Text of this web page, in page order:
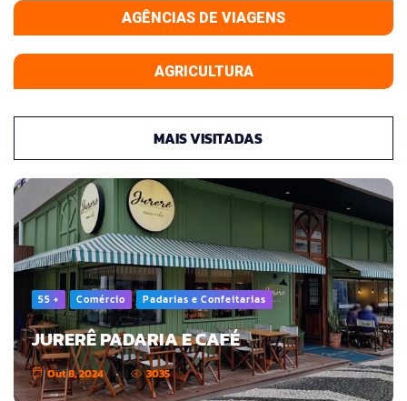
AGÊNCIAS DE VIAGENS
AGRICULTURA
MAIS VISITADAS
55 + Comércio Padarias e Confeitarias
JURERÊ PADARIA E CAFÉ
Out 8, 2024 3035